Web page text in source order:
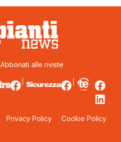
Abbonati alle riviste
Privacy Policy Cookie Policy